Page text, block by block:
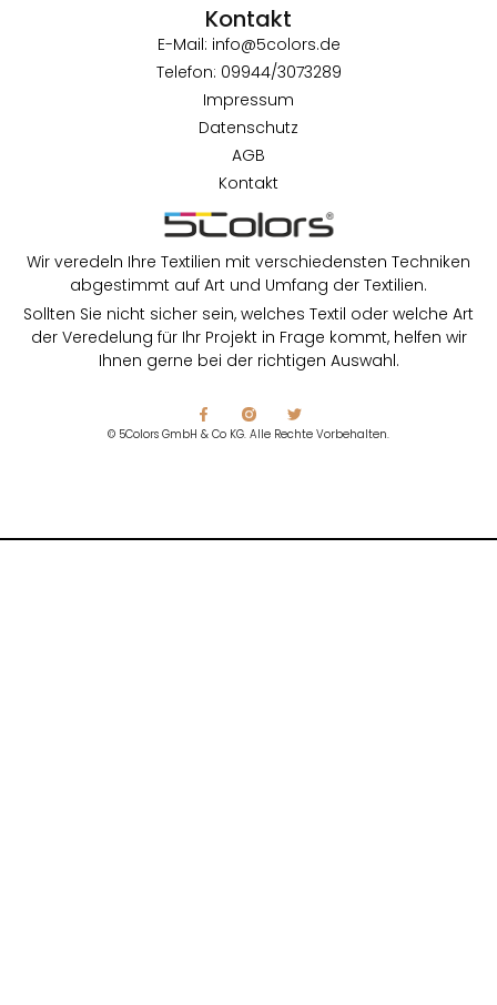
Wir veredeln Ihre Textilien mit verschiedensten Techniken
abgestimmt auf Art und Umfang der Textilien.
Sollten Sie nicht sicher sein, welches Textil oder welche Art
der Veredelung für Ihr Projekt in Frage kommt, helfen wir
Ihnen gerne bei der richtigen Auswahl.
© 5Colors GmbH & Co KG. Alle Rechte Vorbehalten.
Kontakt
E-Mail: info@5colors.de
Telefon: 09944/3073289
Impressum
Datenschutz
AGB
Kontakt